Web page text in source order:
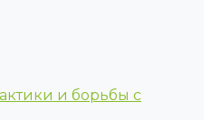
и борьбы с